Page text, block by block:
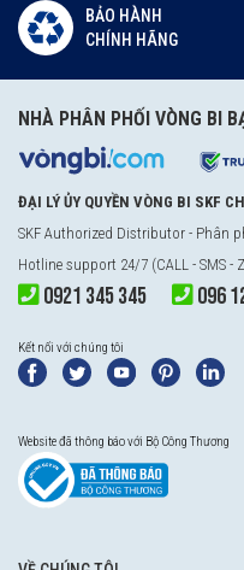
BẢO HÀNH
CHÍNH HÃNG
NHÀ PHÂN PHỐI VÒNG BI
ĐẠI LÝ ỦY QUYỀN VÒNG BI SKF
SKF Authorized Distributor - Phân
Hotline support 24/7 (CALL - SMS -
0921 345 345 096
Kết nối với chúng tôi
Website đã thông báo với Bộ Công Thương